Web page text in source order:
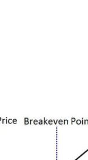
France
Greece